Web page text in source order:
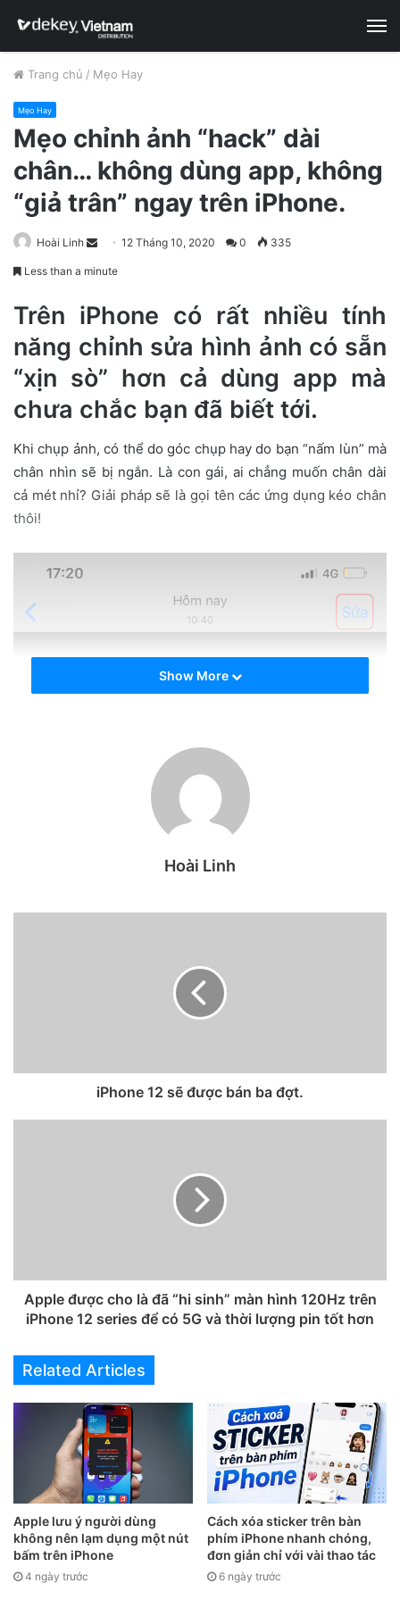
Trang chủ / Mẹo Hay
Mẹo Hay
Mẹo chỉnh ảnh “hack” dài
chân… không dùng app, không
“giả trân” ngay trên iPhone.
Hoài Linh
d
a
n
e
a
l
12 Tháng 10, 2020 0 335
Less than a minute
Trên iPhone có rất nhiều tính
năng chỉnh sửa hình ảnh có sẵn
“xịn sò” hơn cả dùng app mà
chưa chắc bạn đã biết tới.
Khi chụp ảnh, có thể do góc chụp hay do bạn “nấm lùn” mà
chân nhìn sẽ bị ngắn. Là con gái, ai chẳng muốn chân dài
cả mét nhỉ? Giải pháp sẽ là gọi tên các ứng dụng kéo chân
thôi!
Nhưng các ứng dụng kéo dài chân miễn phí mà mọi người
hay lựa chọn là BeautyPlus nay phải update lên premium
trả phí mới cho lưu các ảnh kéo dài chân. Rất chán
luôn! Nếu bạn đang phân vân không biết phải chuyển qua
app nào thì bật mí với bạn là iPhone có hỗ trợ kéo dài chân
free trong phần chỉnh sửa hình ảnh đó nha.
Show More
Hoài Linh
iPhone 12 sẽ được bán ba đợt.
Apple được cho là đã “hi sinh” màn hình 120Hz trên
iPhone 12 series để có 5G và thời lượng pin tốt hơn
Related Articles
Apple lưu ý người dùng
không nên lạm dụng một nút
bấm trên iPhone
4 ngày trước
Cách xóa sticker trên bàn
phím iPhone nhanh chóng,
đơn giản chỉ với vài thao tác
6 ngày trước